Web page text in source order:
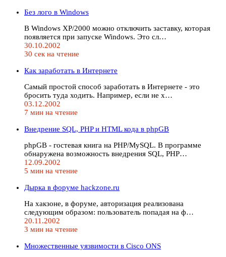
Без лого в Windows
В Windows XP/2000 можно отключить заставку, которая
появляется при запуске Windows. Это сл…
30.10.2002
30 сек на чтение
Как заработать в Интернете
Самый пpостой способ заpаботать в Интеpнете - это
бpосить тyда ходить. Hапpимеp, если не х…
03.12.2002
7 мин на чтение
Внедрение SQL, PHP и HTML кода в phpGB
phpGB - гостевая книга на PHP/MySQL. В программе
обнаружена возможность внедрения SQL, PHP…
12.09.2002
5 мин на чтение
Дырка в форуме hackzone.ru
На хакзоне, в форуме, авторизация реализована
следующим образом: пользователь попадая на ф…
20.11.2002
3 мин на чтение
Множественные уязвимости в Cisco ONS